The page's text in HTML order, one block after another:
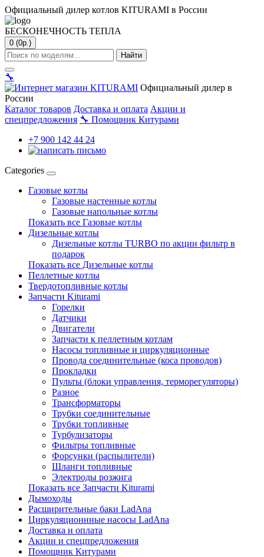
Официальный дилер котлов KITURAMI в России
БЕСКОНЕЧНОСТЬ ТЕПЛА
0 (0р.)
Найти
🔧
Официальный дилер в
России
Каталог товаров Доставка и оплата Акции и
спецпредложения 🔧 Помощник Китурами
+7 900 142 44 24
Categories
Газовые котлы
Газовые настенные котлы
Газовые напольные котлы
Показать все Газовые котлы
Дизельные котлы
Дизельные котлы TURBO по акции фильтр в
подарок
Показать все Дизельные котлы
Пеллетные котлы
Твердотопливные котлы
Запчасти Kiturami
Горелки
Датчики
Двигатели
Запчасти к пеллетным котлам
Насосы топливные и циркуляционные
Провода соединительные (коса проводов)
Прокладки
Пульты (блоки управления, терморегуляторы)
Разное
Трансформаторы
Трубки соединительные
Трубки топливные
Турбулизаторы
Фильтры топливные
Форсунки (распылители)
Шланги топливные
Электроды розжига
Показать все Запчасти Kiturami
Дымоходы
Расширительные баки LadAna
Циркуляционнные насосы LadAna
Доставка и оплата
Акции и спецпредложения
Помощник Китурами